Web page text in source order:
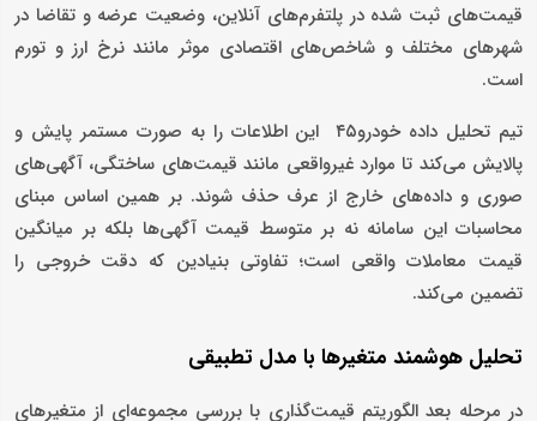
قیمت‌های ثبت ‌شده در پلتفرم‌های آنلاین، وضعیت عرضه و تقاضا در
شهرهای مختلف و شاخص‌های اقتصادی موثر مانند نرخ ارز و تورم
است.
تیم تحلیل داده خودرو۴۵ این اطلاعات را به‌ صورت مستمر پایش و
پالایش می‌کند تا موارد غیرواقعی مانند قیمت‌های ساختگی، آگهی‌های
صوری و داده‌های خارج از عرف حذف شوند. بر همین اساس مبنای
محاسبات این سامانه نه بر متوسط قیمت آگهی‌ها بلکه بر میانگین
قیمت معاملات واقعی است؛ تفاوتی بنیادین که دقت خروجی را
تضمین می‌کند.
تحلیل هوشمند متغیرها با مدل تطبیقی
در مرحله بعد الگوریتم قیمت‌گذاری با بررسی مجموعه‌ای از متغیرهای